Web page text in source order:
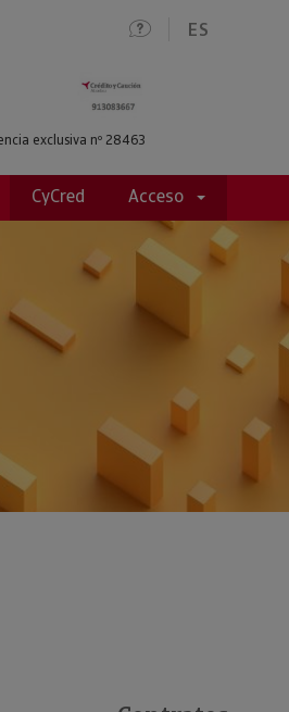
ES
exclusiva nº 28463
CyCred Acceso